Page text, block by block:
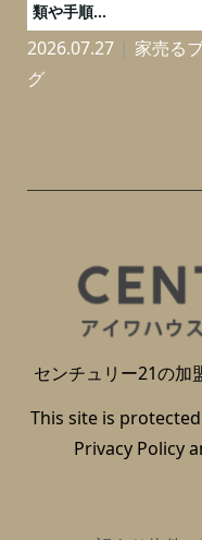
類や手順...
2026.07.27
家売る
グ
センチュリー21の加
This site is
Privacy Policy